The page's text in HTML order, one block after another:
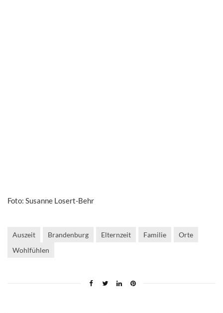
Foto: Susanne Losert-Behr
Auszeit Brandenburg Elternzeit Familie
Orte
Wohlfühlen